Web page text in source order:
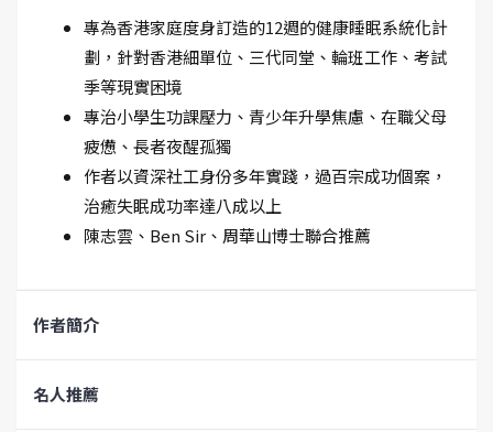
專為香港家庭度身訂造的12週的健康睡眠系統化計
劃，⁠針對香港細單位、三代同堂、輪班工作、考試
季等現實困境
專治小學生功課壓力、青少年升學焦慮、在職父母
疲憊、長者夜醒孤獨
作者以資深社工身份多年實踐，過百宗成功個案，
治癒失眠成功率達八成以上
陳志雲、Ben Sir、周華山博士聯合推薦
作者簡介
名人推薦